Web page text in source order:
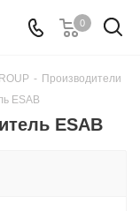
0
- Производители
ESAB
ESAB